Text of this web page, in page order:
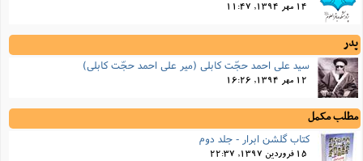
14 مهر 1394, 11:47
پدر
سید علی احمد حجّت کابلی (میر علی احمد حجّت کابلی)
12 مهر 1394, 16:26
مطلب مکمل
کتاب گلشن ابرار - جلد دوم
15 فروردین 1397, 22:37